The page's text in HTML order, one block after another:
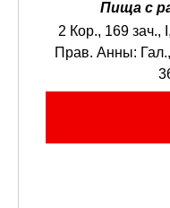
Пища с
2 Кор., 169 зач.,
Прав. Анны: